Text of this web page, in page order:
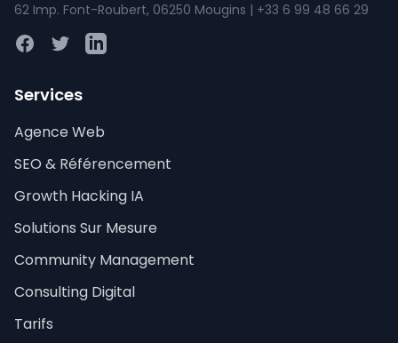
62 Imp. Font-Roubert, 06250 Mougins | +33 6 99 48 66 29
FacebookTwitterLinkedIn
Services
Agence Web
SEO & Référencement
Growth Hacking IA
Solutions Sur Mesure
Community Management
Consulting Digital
Tarifs